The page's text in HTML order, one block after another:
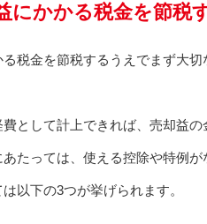
にかかる税金を節税
税金を節税するうえでまず大
として計上できれば、売却益の
たっては、使える控除や特例が
以下の3つが挙げられます。